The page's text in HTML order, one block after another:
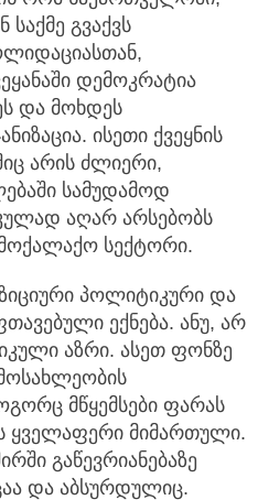
გვაქვს
დემოკრატია
და მოხდეს
ისეთი ქვეყნის
არის ძლიერი,
სამუდამოდ
აღარ არსებობს
სექტორი.
პოლიტიკური და
ექნება. ანუ, არ
აზრი. ასეთ ფონზე
მწყემსები ფარას
ყველაფერი მიმართული.
გაწევრიანებაზე
და აბსურდულიც.